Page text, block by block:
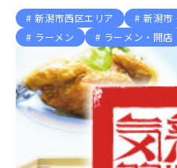
新潟市西区エリア 新潟市
ラーメン
ラーメン・開店